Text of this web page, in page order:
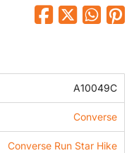
A10049C
Converse
Converse Run Star Hike